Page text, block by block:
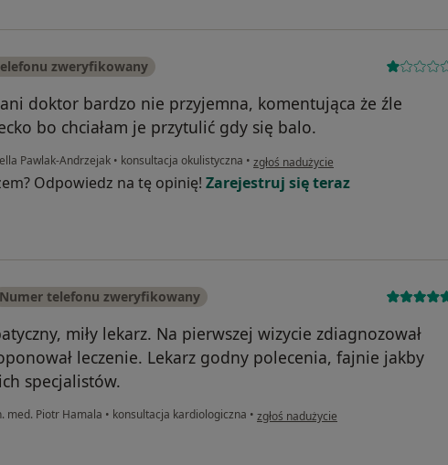
zweryfikowany
doktor bardzo nie przyjemna, komentująca że źle
bo chciałam je przytulić gdy się balo.
Pawlak-Andrzejak • konsultacja okulistyczna • w opinii użytkownika P .
zgłoś nadużycie
Odpowiedz na tę opinię! Zarejestruj się teraz
Numer telefonu zweryfikowany
miły lekarz. Na pierwszej wizycie zdiagnozował
leczenie. Lekarz godny polecenia, fajnie jakby
specjalistów.
med. Piotr Hamala • konsultacja kardiologiczna • w opinii użytkownika Sławomir
zgłoś nadużycie